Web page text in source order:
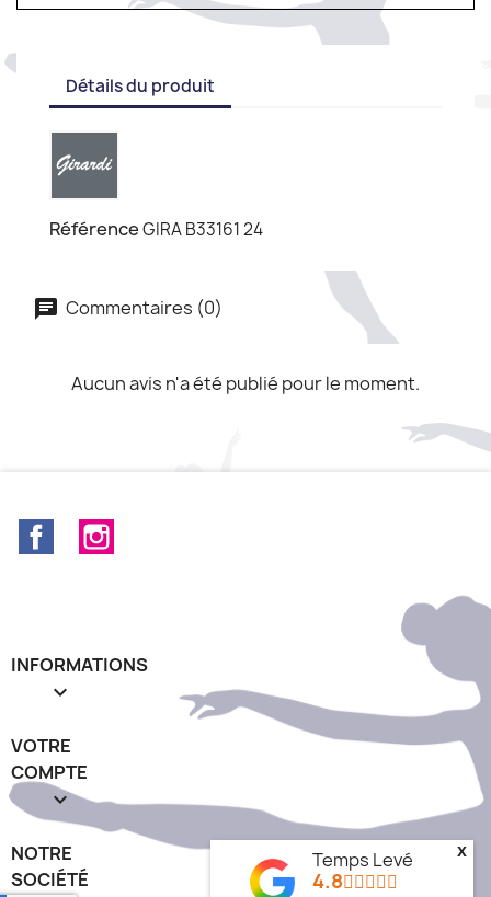
Détails du produit
RéférenceGIRA B33161 24
Commentaires (0)
Aucun avis n'a été publié pour le moment.
Facebook
INFORMATIONS

VOTRE
COMPTE

NOTRE
SOCIÉTÉ
Temps Levé
4.8
x